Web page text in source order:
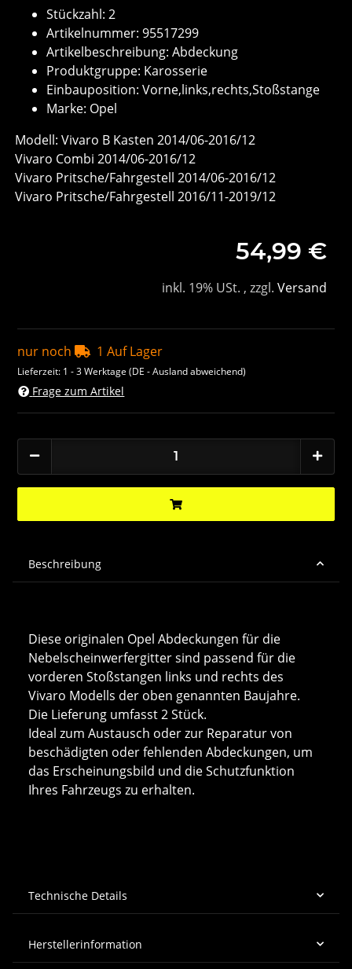
Stückzahl: 2
Artikelnummer: 95517299
Artikelbeschreibung: Abdeckung
Produktgruppe: Karosserie
Einbauposition: Vorne,links,rechts,Stoßstange
Marke: Opel
Modell: Vivaro B Kasten 2014/06-2016/12
Vivaro Combi 2014/06-2016/12
Vivaro Pritsche/Fahrgestell 2014/06-2016/12
Vivaro Pritsche/Fahrgestell 2016/11-2019/12
54,99 €
inkl. 19% USt. , zzgl. Versand
nur noch 1 Auf Lager
Lieferzeit: 1 - 3 Werktage(DE - Ausland abweichend)
Frage zum Artikel
Beschreibung
Diese originalen Opel Abdeckungen für die
Nebelscheinwerfergitter sind passend für die
vorderen Stoßstangen links und rechts des
Vivaro Modells der oben genannten Baujahre.
Die Lieferung umfasst 2 Stück.
Ideal zum Austausch oder zur Reparatur von
beschädigten oder fehlenden Abdeckungen, um
das Erscheinungsbild und die Schutzfunktion
Ihres Fahrzeugs zu erhalten.
Technische Details
Herstellerinformation